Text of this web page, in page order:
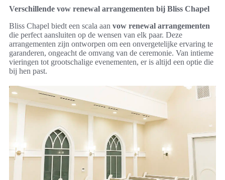
Verschillende vow renewal arrangementen bij Bliss Chapel
Bliss Chapel biedt een scala aan vow renewal arrangementen
die perfect aansluiten op de wensen van elk paar. Deze
arrangementen zijn ontworpen om een onvergetelijke ervaring te
garanderen, ongeacht de omvang van de ceremonie. Van intieme
vieringen tot grootschalige evenementen, er is altijd een optie die
bij hen past.